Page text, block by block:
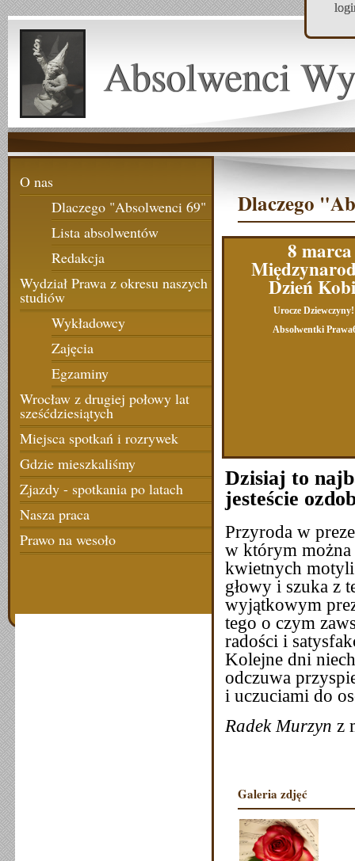
Absolwenci
O nas
Dlaczego "Absolwenci 69"
Lista absolwentów
Redakcja
Wydział Prawa z okresu naszych
studiów
Wykładowcy
Zajęcia
Egzaminy
Wrocław z drugiej połowy lat
sześćdziesiątych
Miejsca spotkań i rozrywek
Gdzie mieszkaliśmy
Zjazdy - spotkania po latach
Nasza praca
Prawo na wesoło
Dlaczego
8 marca
Dzień
Urocze
Absolwentki
Dzisiaj to
jesteście
Przyroda w
w którym
kwietnych
głowy i szuka z
wyjątkowym
tego o czym
radości i
Kolejne dni
odczuwa
i uczuciami do
Radek Murzyn z
Galeria zdjęć